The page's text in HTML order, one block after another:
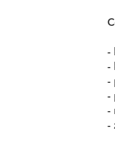
-
-
-
-
-
-